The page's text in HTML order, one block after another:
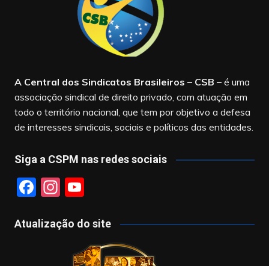
A Central dos Sindicatos Brasileiros – CSB –é uma
associação sindical de direito privado, com atuação em
todo o território nacional, que tem por objetivo a defesa
de interesses sindicais, sociais e políticos das entidades.
Siga a CSPM nas redes sociais
F
c
In
a
Y
u
T
Atualização do site